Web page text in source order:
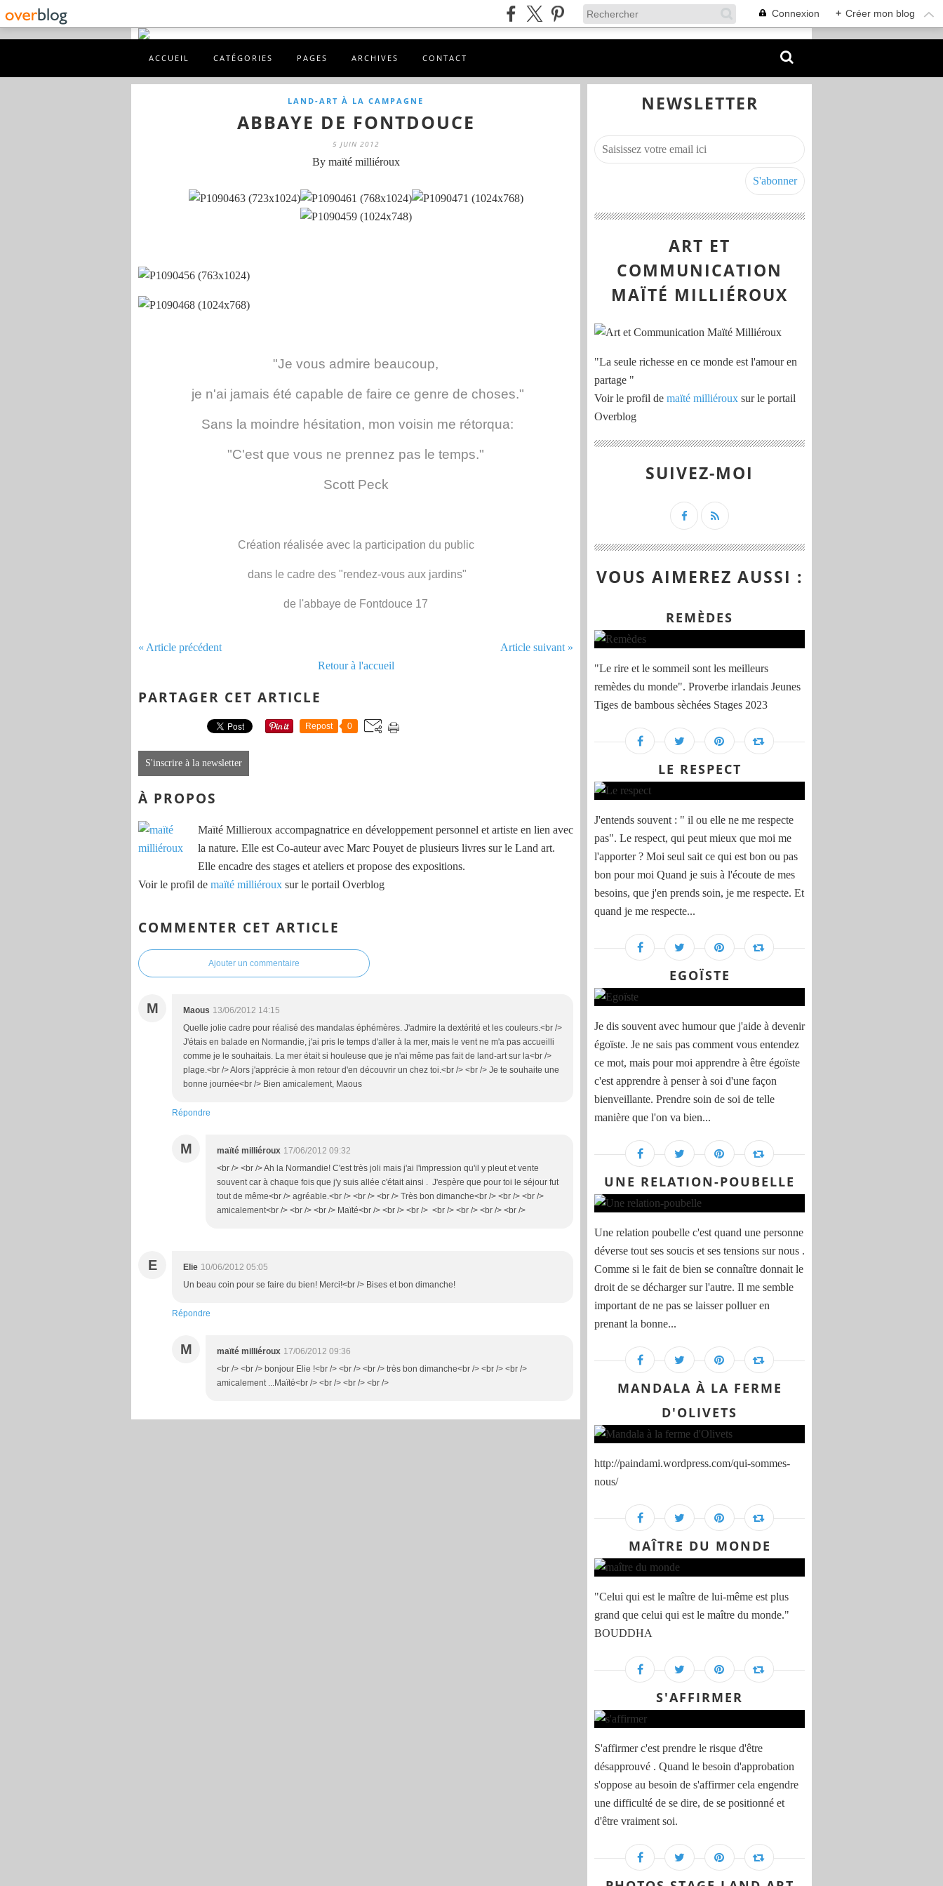
Connexion + Créer mon blog
ACCUEIL CATÉGORIES PAGES ARCHIVES CONTACT
LAND-ART À LA CAMPAGNE
ABBAYE DE FONTDOUCE
5 JUIN 2012
By maïté milliéroux
"Je vous admire beaucoup,
je n'ai jamais été capable de faire ce genre de choses."
Sans la moindre hésitation, mon voisin me rétorqua:
"C'est que vous ne prennez pas le temps."
Scott Peck
Création réalisée avec la participation du public
dans le cadre des "rendez-vous aux jardins"
de l'abbaye de Fontdouce 17
« Article précédent
Article suivant »
Retour à l'accueil
PARTAGER CET ARTICLE
Repost 0
S'inscrire à la newsletter
À PROPOS
Maïté Millieroux accompagnatrice en développement personnel et artiste en lien avec
la nature. Elle est Co-auteur avec Marc Pouyet de plusieurs livres sur le Land art.
Elle encadre des stages et ateliers et propose des expositions.
Voir le profil de maïté milliéroux sur le portail Overblog
COMMENTER CET ARTICLE
Ajouter un commentaire
M Maous 13/06/2012 14:15
Quelle jolie cadre pour réalisé des mandalas éphémères. J'admire la dextérité et les couleurs.<br />
J'étais en balade en Normandie, j'ai pris le temps d'aller à la mer, mais le vent ne m'a pas accueilli
comme je le souhaitais. La mer était si houleuse que je n'ai même pas fait de land-art sur la<br />
plage.<br /> Alors j'apprécie à mon retour d'en découvrir un chez toi.<br /> <br /> Je te souhaite une
bonne journée<br /> Bien amicalement, Maous
Répondre
M maïté milliéroux 17/06/2012 09:32
<br /> <br /> Ah la Normandie! C'est très joli mais j'ai l'impression qu'il y pleut et vente
souvent car à chaque fois que j'y suis allée c'était ainsi . J'espère que pour toi le séjour fut
tout de même<br /> agréable.<br /> <br /> <br /> Très bon dimanche<br /> <br /> <br />
amicalement<br /> <br /> <br /> Maïté<br /> <br /> <br /> <br /> <br /> <br /> <br />
E Elie 10/06/2012 05:05
Un beau coin pour se faire du bien! Merci!<br /> Bises et bon dimanche!
Répondre
M maïté milliéroux 17/06/2012 09:36
<br /> <br /> bonjour Elie !<br /> <br /> <br /> très bon dimanche<br /> <br /> <br />
amicalement ...Maïté<br /> <br /> <br /> <br />
NEWSLETTER
ART ET
COMMUNICATION
MAÏTÉ MILLIÉROUX
"La seule richesse en ce monde est l'amour en
partage "
Voir le profil de maïté milliéroux sur le portail
Overblog
SUIVEZ-MOI
VOUS AIMEREZ AUSSI :
REMÈDES
"Le rire et le sommeil sont les meilleurs
remèdes du monde". Proverbe irlandais Jeunes
Tiges de bambous sèchées Stages 2023
LE RESPECT
J'entends souvent : " il ou elle ne me respecte
pas". Le respect, qui peut mieux que moi me
l'apporter ? Moi seul sait ce qui est bon ou pas
bon pour moi Quand je suis à l'écoute de mes
besoins, que j'en prends soin, je me respecte. Et
quand je me respecte...
EGOÏSTE
Je dis souvent avec humour que j'aide à devenir
égoïste. Je ne sais pas comment vous entendez
ce mot, mais pour moi apprendre à être égoïste
c'est apprendre à penser à soi d'une façon
bienveillante. Prendre soin de soi de telle
manière que l'on va bien...
UNE RELATION-POUBELLE
Une relation poubelle c'est quand une personne
déverse tout ses soucis et ses tensions sur nous .
Comme si le fait de bien se connaître donnait le
droit de se décharger sur l'autre. Il me semble
important de ne pas se laisser polluer en
prenant la bonne...
MANDALA À LA FERME
D'OLIVETS
http://paindami.wordpress.com/qui-sommes-
nous/
MAÎTRE DU MONDE
"Celui qui est le maître de lui-même est plus
grand que celui qui est le maître du monde."
BOUDDHA
S'AFFIRMER
S'affirmer c'est prendre le risque d'être
désapprouvé . Quand le besoin d'approbation
s'oppose au besoin de s'affirmer cela engendre
une difficulté de se dire, de se positionné et
d'être vraiment soi.